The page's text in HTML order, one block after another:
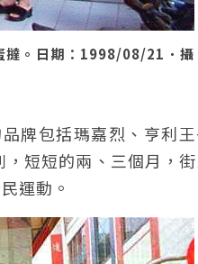
撻。日期：1998/08/21．攝
牌包括瑪嘉烈、亨利
短短的兩、三個月，
運動。